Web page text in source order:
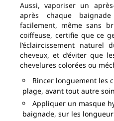
Aussi, vaporiser un
après chaque
facilement, même sans
coiffeuse, certifie que ce
l’éclaircissement
cheveux, et d’éviter que
chevelures colorées ou
Rincer longuement les
plage, avant tout autre
Appliquer un masque
baignade, sur les